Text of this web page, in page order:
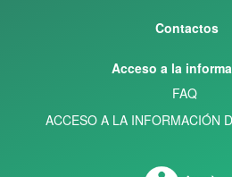
Contactos
Acceso a la
FAQ
ACCESO A LA INFORMACIÓN